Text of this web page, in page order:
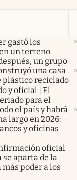
gastó los
un terreno
un grupo
una casa
plástico reciclado
y oficial | El
para el
el país y habrá
largo en 2026:
y oficinas
oficial
se aparta de la
poder a los